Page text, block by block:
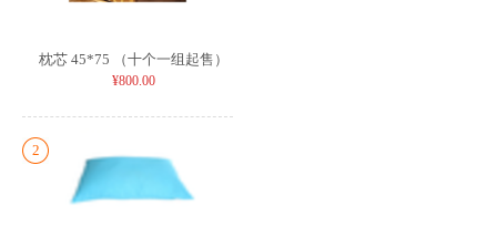
枕芯 45*75 （十个一组起售）
¥800.00
2